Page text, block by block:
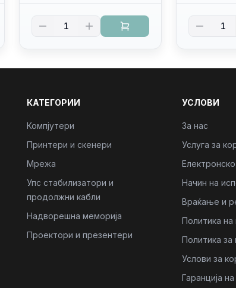
(16:10) Ips/bt/backlit
Kb/thunderbolt
1
Kb/
1
КАТЕГОРИИ
Компјутери
Принтери и скенери
Мрежа
Упс стабилизатори и
продолжни кабли
Надворешна меморија
Проектори и презентери
УСЛОВИ
За нас
Услуга за
Начин на
Враќање и
Политика на
Политика за
Услови за
Гаранција